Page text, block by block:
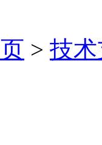
> 技